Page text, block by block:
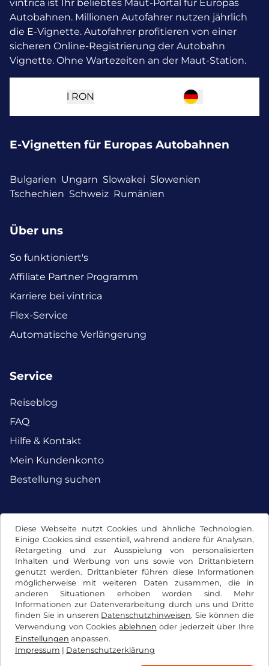
Diese Webseite nutzt Cookies und ähnliche Technologien.
Einige Cookies sind essentiell, während andere für Analysen,
Retargeting und zur Ausspielung von personalisierten
Inhalten und Werbung von uns sowie von Drittanbietern
genutzt werden. Drittanbieter führen diese Informationen
möglicherweise mit weiteren Daten zusammen, die in
anderen Situationen erhoben worden sind. Mehr
Informationen zur Datenverarbeitung durch uns und Dritte
finden Sie in unseren Datenschutzhinweisen. Sie können die
Verwendung von Cookies ablehnen oder jederzeit über Ihre
Einstellungen anpassen.
Impressum | Datenschutzerklärung
vintrica ist Ihr beliebtes Maut-Portal für Europas
Autobahnen. Millionen Autofahrer nutzen jährlich
die E-Vignette. Autofahrer profitieren von einer
sicheren Online-Registrierung der Autobahn
Vignette. Ohne Wartezeiten an der Maut-Station.
l RON
E-Vignetten für Europas Autobahnen
Bulgarien Ungarn Slowakei Slowenien
Tschechien Schweiz Rumänien
Über uns
So funktioniert's
Affiliate Partner Programm
Karriere bei vintrica
Flex-Service
Automatische Verlängerung
Service
Reiseblog
FAQ
Hilfe & Kontakt
Mein Kundenkonto
Bestellung suchen
Facebook Instagram
AGB / Widerrufsrecht Datenschutzerklärung